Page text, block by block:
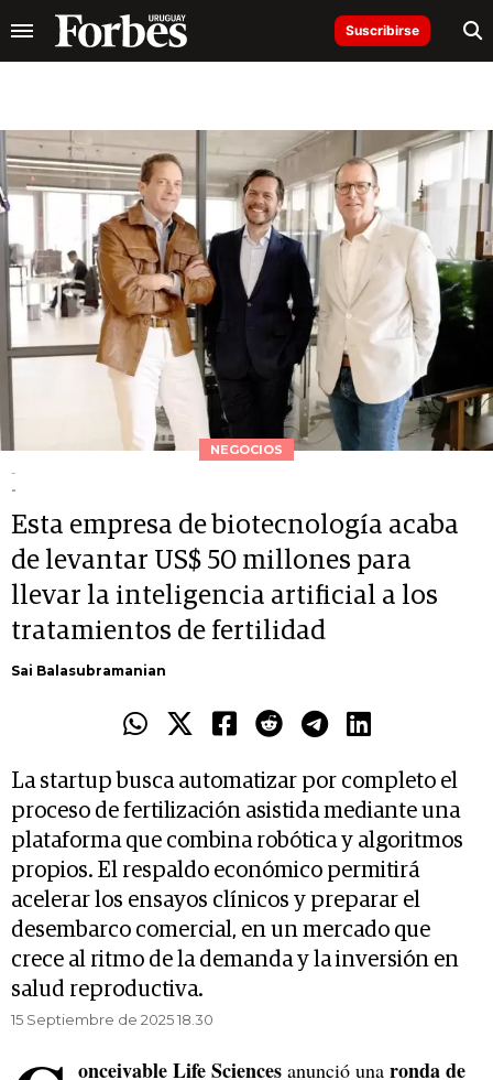
Suscribirse
NEGOCIOS
-
-
Esta empresa de biotecnología acaba
de levantar US$ 50 millones para
llevar la inteligencia artificial a los
tratamientos de fertilidad
Sai Balasubramanian
La startup busca automatizar por completo el
proceso de fertilización asistida mediante una
plataforma que combina robótica y algoritmos
propios. El respaldo económico permitirá
acelerar los ensayos clínicos y preparar el
desembarco comercial, en un mercado que
crece al ritmo de la demanda y la inversión en
salud reproductiva.
15 Septiembre de 2025 18.30
onceivable Life Sciences anunció una ronda de